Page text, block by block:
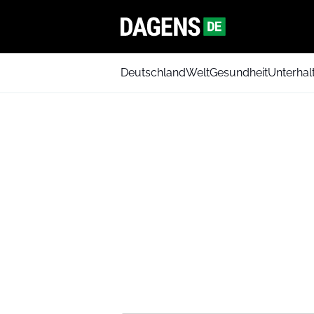
DeutschlandWeltGesundheit